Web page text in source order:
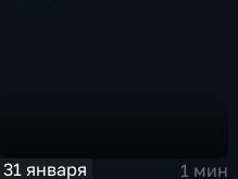
31 января
1 мин